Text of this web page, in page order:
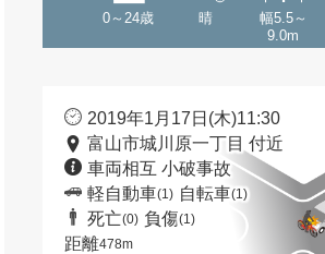
0～24歳 晴
幅5.5～
9.0m
2019年1月17日(木)11:30
富山市城川原一丁目 付近
車両相互 小破事故
軽自動車(1) 自転車(1)
死亡(0) 負傷(1)
距離478m